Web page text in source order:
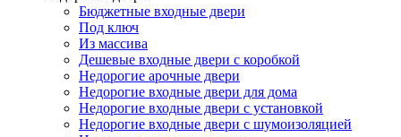
Бюджетные входные двери
Под ключ
Из массива
Дешевые входные двери с коробкой
Недорогие арочные двери
Недорогие входные двери для дома
Недорогие входные двери с установкой
Недорогие входные двери с шумоизоляцией